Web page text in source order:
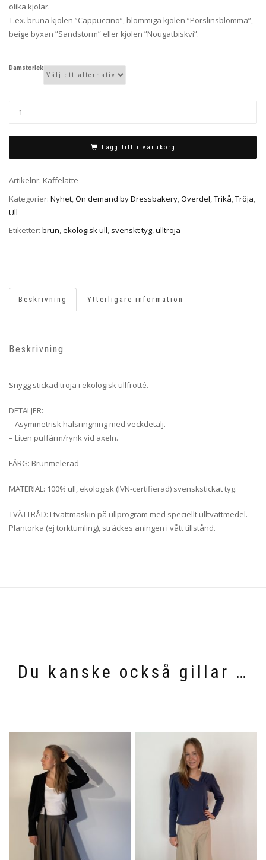
olika kjolar.
T.ex. bruna kjolen ”Cappuccino”, blommiga kjolen ”Porslinsblomma”,
beige byxan ”Sandstorm” eller kjolen ”Nougatbiskvi”.
Damstorlek
Lägg till i varukorg
Artikelnr: Kaffelatte
Kategorier: Nyhet On demand by Dressbakery Överdel Trikå Tröja
Ull
Etiketter: brun,ekologisk ull, svenskt tyg,ulltröja
Beskrivning Ytterligare information
Beskrivning
Snygg stickad tröja i ekologisk ullfrotté.
DETALJER:
– Asymmetrisk halsringning med veckdetalj.
– Liten puffärm/rynk vid axeln.
FÄRG: Brunmelerad
MATERIAL: 100% ull, ekologisk (IVN-certifierad) svenskstickat tyg.
TVÄTTRÅD: I tvättmaskin på ullprogram med speciellt ulltvättmedel.
Plantorka (ej torktumling), sträckes aningen i vått tillstånd.
Du kanske också gillar …